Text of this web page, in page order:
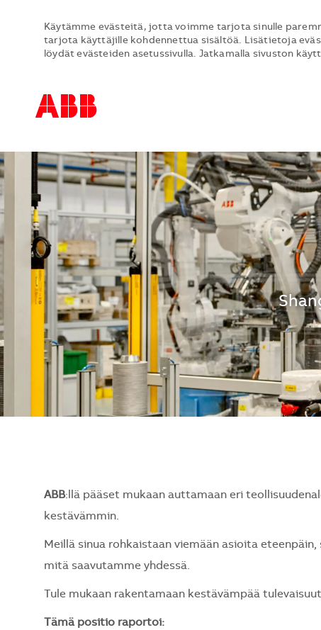
-
-
Käytämme evästeitä, jotta voimme tarjota sinulle
tarjota käyttäjille kohdennettua sisältöä. Lisätietoja
löydät evästeiden asetussivulla. Jatkamalla sivuston
ABB:llä pääset mukaan auttamaan eri
kestävämmin.
Meillä sinua rohkaistaan viemään asioita
mitä saavutamme yhdessä.
Tule mukaan rakentamaan kestävämpää
Tämä positio raportoi: